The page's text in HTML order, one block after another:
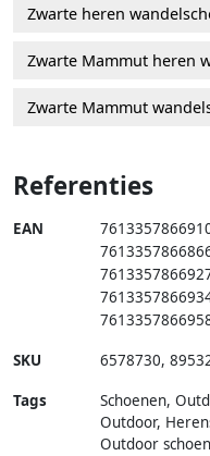
Zwarte heren
Zwarte Mammut heren
Zwarte Mammut
Referenties
EAN
SKU 6578730,
Tags
Schoenen,
Outdoor,
Outdoor